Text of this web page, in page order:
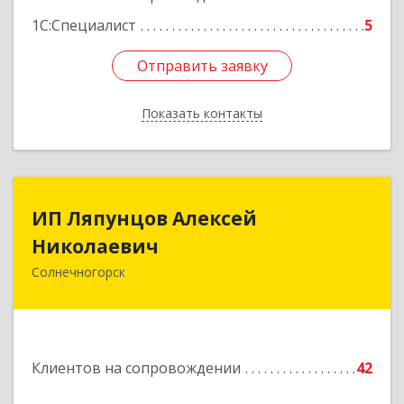
1С:Специалист
5
Отправить заявку
Показать контакты
Отправить заявку
Назад
ИП Ляпунцов Алексей
Николаевич
Солнечногорск
Клиентов на сопровождении 42
ИП Ляпунцов Алексей
Николаевич